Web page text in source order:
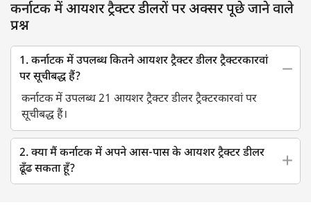
कर्नाटक में आयशर ट्रैक्टर डीलरों पर अक्सर पूछे जाने वाले
प्रश्न
1. कर्नाटक में उपलब्ध कितने आयशर ट्रैक्टर डीलर ट्रैक्टरकारवां
पर सूचीबद्ध हैं?
कर्नाटक में उपलब्ध 21 आयशर ट्रैक्टर डीलर ट्रैक्टरकारवां पर
सूचीबद्ध हैं।
2. क्या मैं कर्नाटक में अपने आस-पास के आयशर ट्रैक्टर डीलर
ढूँढ सकता हूँ?